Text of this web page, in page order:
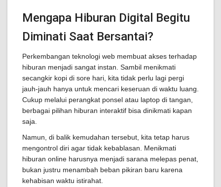
Mengapa Hiburan Digital Begitu
Diminati Saat Bersantai?
Perkembangan teknologi web membuat akses terhadap
hiburan menjadi sangat instan. Sambil menikmati
secangkir kopi di sore hari, kita tidak perlu lagi pergi
jauh-jauh hanya untuk mencari keseruan di waktu luang.
Cukup melalui perangkat ponsel atau laptop di tangan,
berbagai pilihan hiburan interaktif bisa dinikmati kapan
saja.
Namun, di balik kemudahan tersebut, kita tetap harus
mengontrol diri agar tidak kebablasan. Menikmati
hiburan online harusnya menjadi sarana melepas penat,
bukan justru menambah beban pikiran baru karena
kehabisan waktu istirahat.